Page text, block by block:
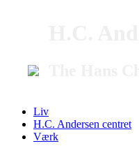
Liv
H.C. Andersen centret
Værk